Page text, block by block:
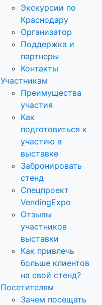
Экскурсии по
Краснодару
Организатор
Поддержка и
партнеры
Контакты
Участникам
Преимущества
участия
Как
подготовиться к
участию в
выставке
Забронировать
стенд
Спецпроект
VendingExpo
Отзывы
участников
выставки
Как привлечь
больше клиентов
на свой стенд?
Посетителям
Зачем посещать